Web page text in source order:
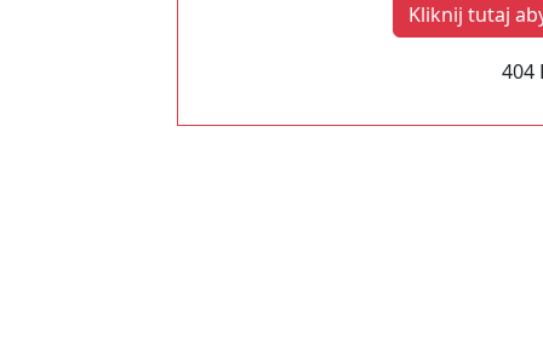
Kliknij tutaj
404